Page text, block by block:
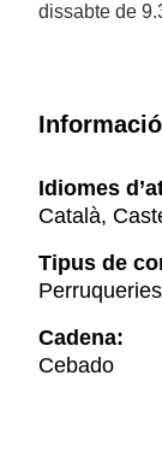
dissabte de
Idiomes
Català,
Tipus de
Cadena:
Cebado